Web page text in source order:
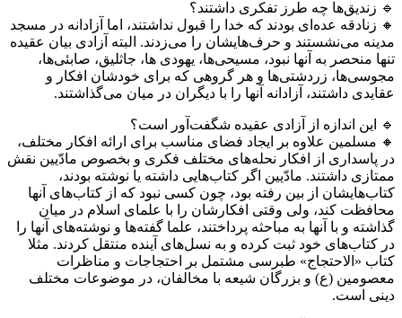
🔹 زندیق‌ها چه طرز تفکری داشتند؟
🔸 زنادقه عده‌ای بودند که خدا را قبول نداشتند، اما آزادانه در مسجد
مدینه می‌نشستند و حرف‌هایشان را می‏‌زدند. البته آزادی بیان عقیده
تنها منحصر به آنها نبود، مسیحی‌ها، یهودی ها، جاثلیق، صابئی‌ها،
مجوسی‌ها، زردشتی‌ها و هر گروهی که برای خودشان افکار و
عقایدی داشتند، آزادانه آنها را با دیگران در میان می‌گذاشتند.
🔹 این اندازه از آزادی عقیده شگفت‌آور است؟
🔸 مسلمین علاوه بر ایجاد فضای مناسب برای ارائه افکار مختلف،
در پاسداری از افکار نحله‌های مختلف فکری و بخصوص مادّیین نقش
ممتازی داشتند. مادّیین اگر کتاب‌هایی داشته یا نوشته‌ بودند،
کتاب‌هایشان از بین رفته بود، چون کسی نبود که از کتاب‌های آنها
محافظت کند، ولی وقتی افکارشان را با علمای اسلام در میان
گذاشته و با آنها به مباحثه پرداختند، علما گفته‌‌ها و نوشته‌های آنها را
در کتاب‌های خود ثبت کرده و به نسل‌های آینده منتقل کردند. مثلا
کتاب‌ «الاحتجاج»‏ طبرسی مشتمل بر احتجاجات و مناظرات
معصومین (ع) و بزرگان شیعه با مخالفان، در موضوعات مختلف
دینى است.